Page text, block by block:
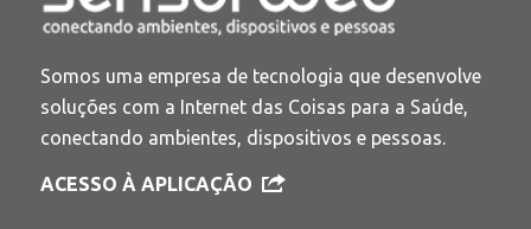
Somos uma empresa de tecnologia que desenvolve
soluções com a Internet das Coisas para a Saúde,
conectando ambientes, dispositivos e pessoas.
ACESSO À APLICAÇÃO